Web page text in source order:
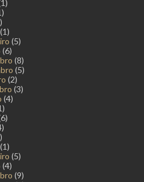
(1)
(5)
(6)
(8)
(5)
(2)
(3)
(4)
(1)
(5)
(4)
(9)